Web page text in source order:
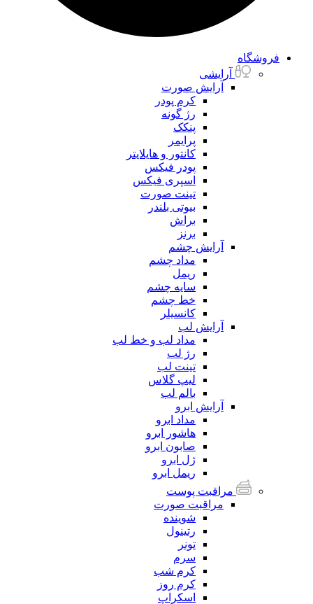
فروشگاه
آرایشی
آرایش صورت
کرم پودر
رژ گونه
پنکک
پرایمر
کانتور و هایلایتر
پودر فیکس
اسپری فیکس
تینت صورت
بیوتی بلندر
براش
برنز
آرایش چشم
مداد چشم
ریمل
سایه چشم
خط چشم
کانسیلر
آرایش لب
مداد لب و خط لب
رژ لب
تینت لب
لیپ گلاس
بالم لب
آرایش ابرو
مداد ابرو
هاشور ابرو
صابون ابرو
ژل ابرو
ریمل ابرو
مراقبت پوست
مراقبت صورت
شوینده
رتینول
تونر
سرم
کرم شب
کرم روز
اسکراپ